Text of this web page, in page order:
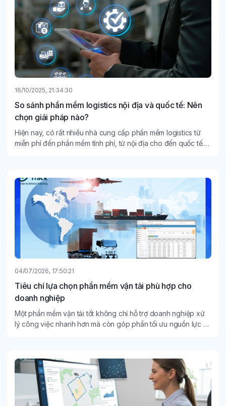
16/10/2025, 21:34:30
So sánh phần mềm logistics nội địa và quốc tế: Nên
chọn giải pháp nào?
Hiện nay, có rất nhiều nhà cung cấp phần mềm logistics từ
miễn phí đến phần mềm tính phí, từ nội địa cho đến quốc tế.
04/07/2026, 17:50:21
Tiêu chí lựa chọn phần mềm vận tải phù hợp cho
doanh nghiệp
Một phần mềm vận tải tốt không chỉ hỗ trợ doanh nghiệp xử
lý công việc nhanh hơn mà còn góp phần tối ưu nguồn lực và